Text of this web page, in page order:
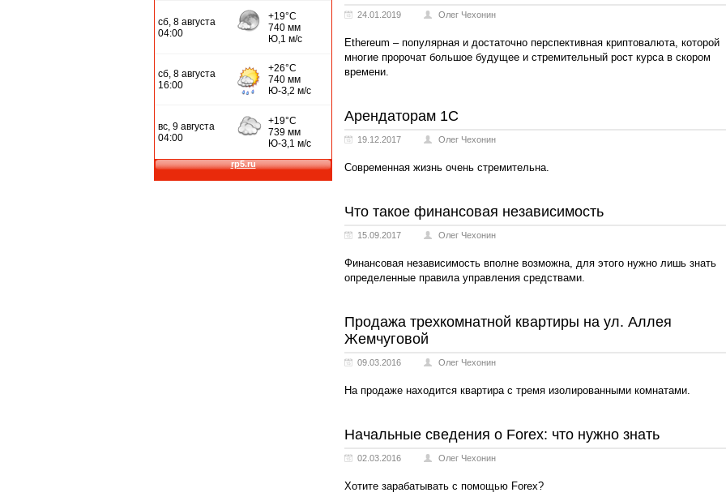
24.01.2019 Олег Чехонин
Ethereum – популярная и достаточно перспективная криптовалюта, которой
многие пророчат большое будущее и стремительный рост курса в скором
времени.
Арендаторам 1С
19.12.2017 Олег Чехонин
Современная жизнь очень стремительна.
Что такое финансовая независимость
15.09.2017 Олег Чехонин
Финансовая независимость вполне возможна, для этого нужно лишь знать
определенные правила управления средствами.
Продажа трехкомнатной квартиры на ул. Аллея
Жемчуговой
09.03.2016 Олег Чехонин
На продаже находится квартира с тремя изолированными комнатами.
Начальные сведения о Forex: что нужно знать
02.03.2016 Олег Чехонин
Хотите зарабатывать с помощью Forex?